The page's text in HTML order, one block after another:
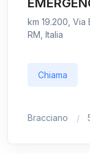
km 19.200,
RM, Italia
Chiama
Bracciano